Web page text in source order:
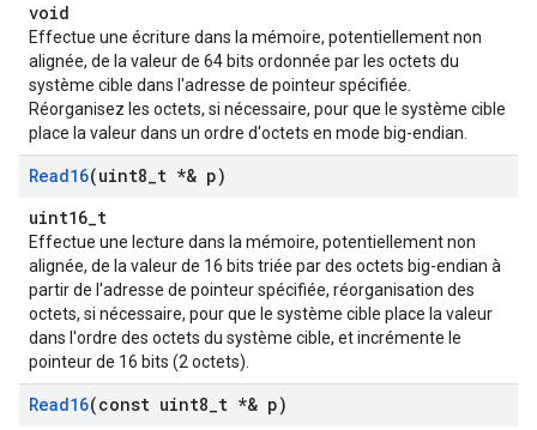
void
Effectue une écriture dans la mémoire, potentiellement non
alignée, de la valeur de 64 bits ordonnée par les octets du
système cible dans l'adresse de pointeur spécifiée.
Réorganisez les octets, si nécessaire, pour que le système cible
place la valeur dans un ordre d'octets en mode big-endian.
Read16(uint8 t *& p)
uint16_t
Effectue une lecture dans la mémoire, potentiellement non
alignée, de la valeur de 16 bits triée par des octets big-endian à
partir de l'adresse de pointeur spécifiée, réorganisation des
octets, si nécessaire, pour que le système cible place la valeur
dans l'ordre des octets du système cible, et incrémente le
pointeur de 16 bits (2 octets).
Read16(const uint8 t *& p)